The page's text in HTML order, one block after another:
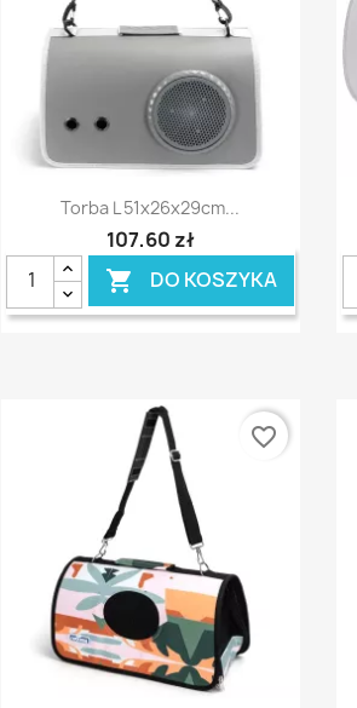
Szybki podgląd
Torba L 51x26x29cm...
107,60 zł
 DO KOSZYKA
favorite_border